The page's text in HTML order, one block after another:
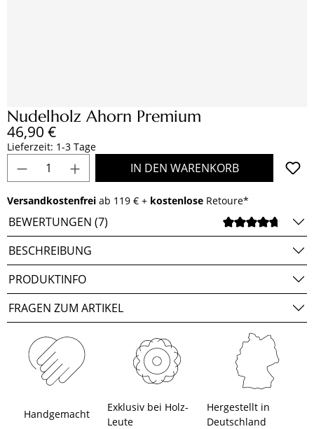
Nudelholz Ahorn Premium
Regulärer Preis:
46,90 €
Lieferzeit: 1-3 Tage
Produkt Anzahl: Gib den gewünschten
IN DEN WARENKORB
Versandkostenfrei ab 119 € + kostenlose Retoure*
BEWERTUNGEN (7)
BESCHREIBUNG
PRODUKTINFO
FRAGEN ZUM ARTIKEL
Handgemacht
Exklusiv bei Holz-
Leute
Hergestellt in
Deutschland